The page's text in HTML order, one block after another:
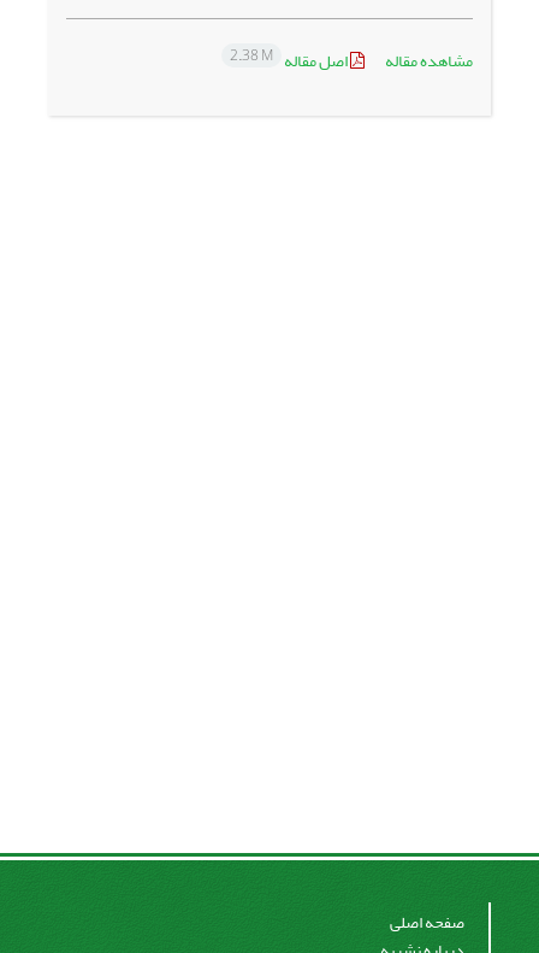
مشاهده مقاله اصل مقاله 2.38 M
صفحه اصلی